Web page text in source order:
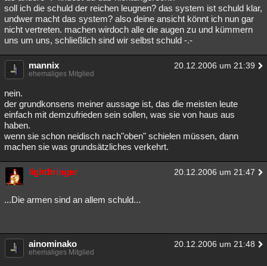
soll ich die schuld der reichen leugnen? das system ist schuld klar,
undwer macht das system? also deine ansicht könnt ich nun gar
nicht vertreten. machen wirdoch alle die augen zu und kümmern
uns um uns, schließlich sind wir selbst schuld -.-
mannix 20.12.2006 um 21:39
ehemaliges Mitglied
nein.
der grundkonsens meiner aussage ist, das die meisten leute
einfach mit demzufrieden sein sollen, was sie von haus aus
haben.
wenn sie schon neidisch nach"oben" schielen müssen, dann
machen sie was grundsätzliches verkehrt.
lightbringer 20.12.2006 um 21:47
...Die armen sind an allem schuld...
ainominako 20.12.2006 um 21:48
ehemaliges Mitglied